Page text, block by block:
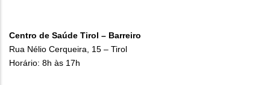
Centro de Saúde Tirol – Barreiro
Rua Nélio Cerqueira, 15 – Tirol
Horário: 8h às 17h